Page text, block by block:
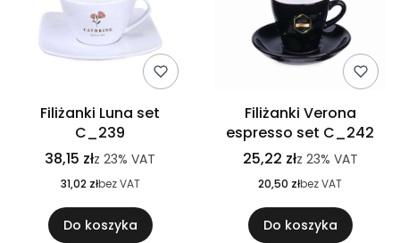
Filiżanki Luna set
C_239
38,15 złz 23% VAT
31,02 złbez VAT
Do koszyka
Filiżanki Verona
espresso set C_242
25,22 złz 23% VAT
20,50 złbez VAT
Do koszyka